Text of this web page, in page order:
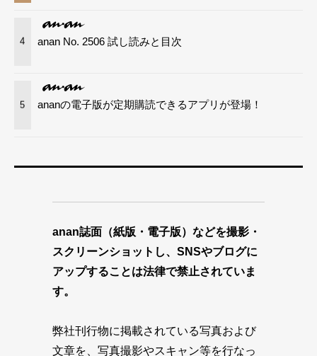
4 anan No. 2506 試し読みと目次
5 ananの電子版が定期購読できるアプリが登場！
anan誌面（紙版・電子版）などを撮影・
スクリーンショットし、SNSやブログに
アップすることは法律で禁止されていま
す。
弊社刊行物に掲載されている写真および
文章を、写真撮影やスキャン等を行なっ